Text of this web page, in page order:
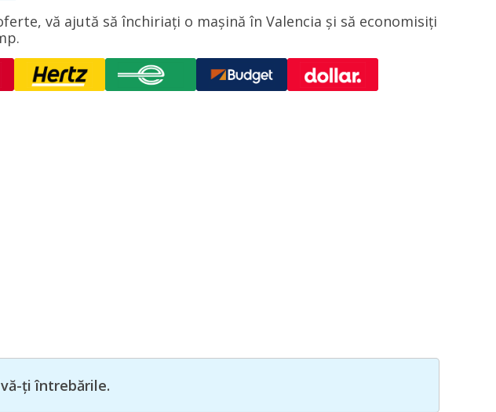
vă ajută să închiriați o mașină în Valencia și să economisiți
ți întrebările.